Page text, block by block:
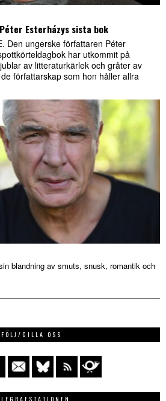
Esterházys sista bok
Den ungerske författaren Péter
har utkommit på
av litteraturkärlek och gråter av
författarskap som hon håller allra
blandning av smuts, snusk, romantik och
FÖLJ/GILLA OSS